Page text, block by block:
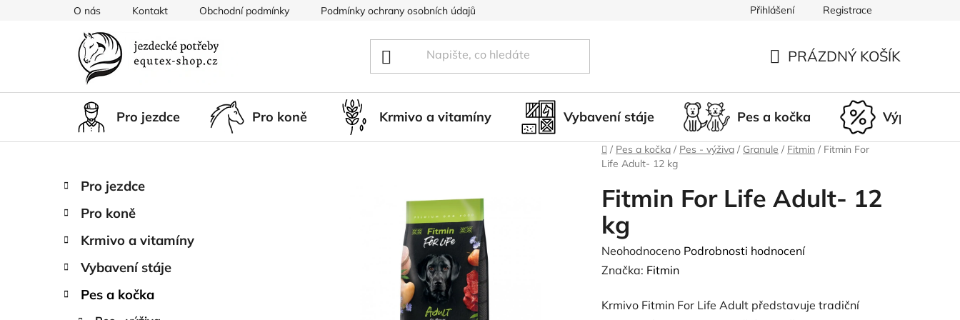
O nás Kontakt Obchodní podmínky Podmínky ochrany osobních údajů Doprava a platba Nepřevzetí zásilky
Přihlášení Registrace
KOŠÍK
PRÁZDNÝ KOŠÍK
Pro jezdce Pro koně Krmivo a vitamíny Vybavení stáje Pes a kočka Výprodej
Domů
/ Pes a kočka / Pes - výživa / Granule / Fitmin / Fitmin For
Life Adult- 12 kg
P
s
t
a
n
Přeskočit
kategorie
K
a
g
e
Pro jezdce
Pro koně
Krmivo a vitamíny
Vybavení stáje
Pes a kočka
Fitmin For Life Adult- 12
kg
Průměrné
hodnocení
je
Neohodnoceno Podrobnosti hodnocení
Značka: Fitmin
Krmivo Fitmin For Life Adult představuje tradiční